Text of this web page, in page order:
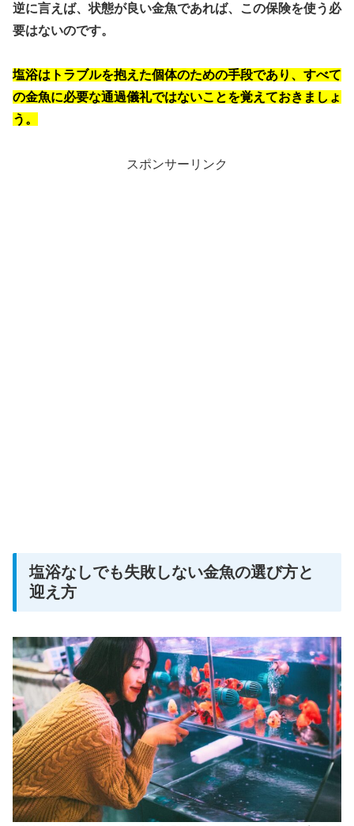
逆に言えば、状態が良い金魚であれば、この保険を使う必
要はないのです。
塩浴はトラブルを抱えた個体のための手段であり、すべて
の金魚に必要な通過儀礼ではないことを覚えておきましょ
う。
スポンサーリンク
塩浴なしでも失敗しない金魚の選び方と
迎え方